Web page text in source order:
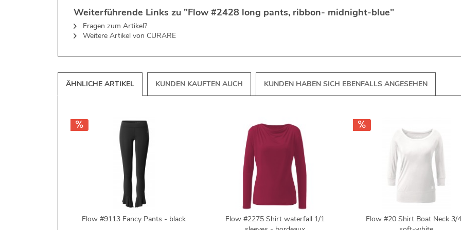
Weiterführende Links zu "Flow #2428 long pants, ribbon- midnight-blue"
Fragen zum Artikel?
Weitere Artikel von CURARE
ÄHNLICHE ARTIKEL KUNDEN KAUFTEN AUCH KUNDEN HABEN SICH EBENFALLS ANGESEHEN
Flow #9113 Fancy Pants - black
Flow #2275 Shirt waterfall 1/1
Flow #20 Shirt Boat Neck 3/